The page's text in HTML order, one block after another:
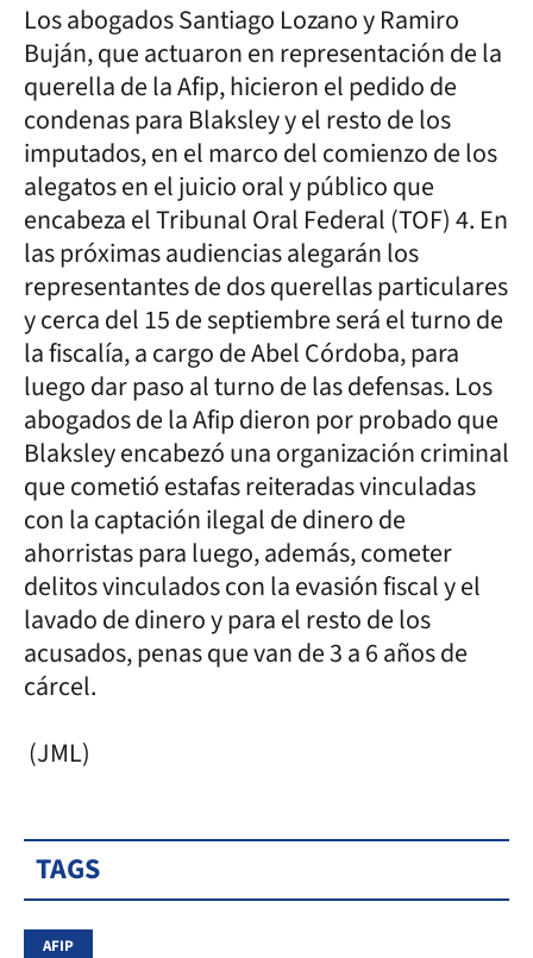
Los abogados Santiago Lozano y Ramiro
Buján, que actuaron en representación de la
querella de la Afip, hicieron el pedido de
condenas para Blaksley y el resto de los
imputados, en el marco del comienzo de los
alegatos en el juicio oral y público que
encabeza el Tribunal Oral Federal (TOF) 4. En
las próximas audiencias alegarán los
representantes de dos querellas particulares
y cerca del 15 de septiembre será el turno de
la fiscalía, a cargo de Abel Córdoba, para
luego dar paso al turno de las defensas. Los
abogados de la Afip dieron por probado que
Blaksley encabezó una organización criminal
que cometió estafas reiteradas vinculadas
con la captación ilegal de dinero de
ahorristas para luego, además, cometer
delitos vinculados con la evasión fiscal y el
lavado de dinero y para el resto de los
acusados, penas que van de 3 a 6 años de
cárcel.
(JML)
TAGS
AFIP